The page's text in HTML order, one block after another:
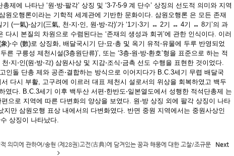
제에 나타난 ‘원⋅방⋅팔각’ 상징 및 ‘3⋅7⋅5⋅9 계 단수’ 상징의 선도적 의미와 지역
원오행론이라는 기학적 세계관에 기반한 문화이다. 삼원오행론 은 모든 존재
(一氣)⋅삼기(三氣, 천⋅지⋅인, 원⋅방⋅각)’가 ‘1기⋅3기 ↔ 2기 ↔ 4기 ↔ 8기’의 과
다시 본질의 차원으로 수렴된다는 ‘존재의 생성과 회귀’에 관한 인식이다. 이러
)⋅수 (數)로 상징화, 배달국시기 단⋅묘⋅총 및 옥기 유적⋅유물에 두루 반영되었
른 구릉성 제천시설(3층원단류)’, 또는 ‘3층-원⋅방-환호’형을 표준으로 하는 적
⋅지⋅인(원⋅방⋅각) 삼원사상 및 지감⋅조식⋅금촉 선도 수행을 표현한 것이었다.
인돌 단총 제와 공존⋅결합하는 방식으로 이어지다가 B.C.3세기 무렵 배달국
다시 부활, 고구려에 이르러 대표 제천시 설로서의 위상을 회복하였고 백두
였다. B.C.3세기 이후 백두산 서편⋅한반도⋅일본열도에서 성행한 적석단총제 는
으로 지역에 따른 다변화의 양상을 보였다. 원⋅방 상징 외에 팔각 상징이 나타
지만 삼원오행 표상 내에서의 다변화였다. 반면 중원 지역에서는 중원사상인
상징이 나타났다.
의미에 관하여/송현 (제28권)고전(古典)에 담겨있는 꿈과 해몽에 대한 고찰/조규문 Next